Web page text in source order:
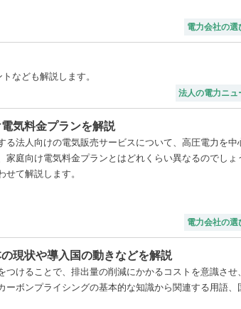
電力会社の選
なども解説します。
法人の電力ニュ
気料金プランを解説
る法人向けの電気販売サービスについて、高圧電力を中
庭向け電気料金プランとはどれくらい異なるのでしょ
て解説します。
電力会社の選
現状や導入国の動きなどを解説
つけることで、排出量の削減にかかるコストを意識させ
ーボンプライシングの基本的な知識から関連する用語、